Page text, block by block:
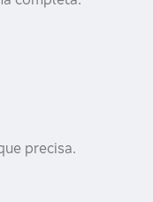
precisa.